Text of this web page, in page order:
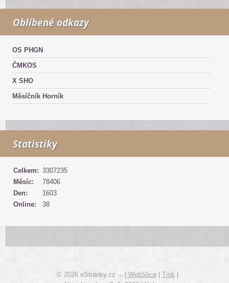
Oblíbené odkazy
OS PHGN
ČMKOS
X SHO
Měsíčník Horník
Statistiky
Online: 38
Celkem: 3307235
Měsíc:
78406
Den:
1603
© 2026 eStránky.cz | WebSlice | Tisk |